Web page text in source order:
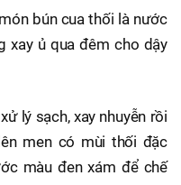
bún cua thối là nước
xay ủ qua đêm cho dậy
lý sạch, xay nhuyễn rồi
men có mùi thối đặc
màu đen xám để chế